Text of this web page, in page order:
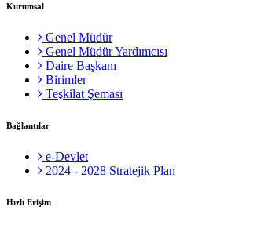
Kurumsal
Genel Müdür
Genel Müdür Yardımcısı
Daire Başkanı
Birimler
Teşkilat Şeması
Bağlantılar
e-Devlet
2024 - 2028 Stratejik Plan
Hızlı Erişim